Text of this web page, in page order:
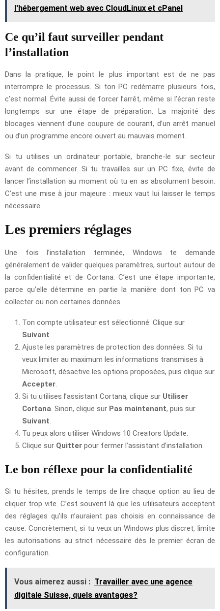
l'hébergement web avec CloudLinux et cPanel
Ce qu’il faut surveiller pendant
l’installation
Dans la pratique, le point le plus important est de ne pas
interrompre le processus. Si ton PC redémarre plusieurs fois,
c’est normal. Évite aussi de forcer l’arrêt, même si l’écran reste
longtemps sur une étape de préparation. La majorité des
blocages viennent d’une coupure de courant, d’un arrêt manuel
ou d’un programme encore ouvert au mauvais moment.
Si tu utilises un ordinateur portable, branche-le sur secteur
avant de commencer. Si tu travailles sur un PC fixe, évite de
lancer l’installation au moment où tu en as absolument besoin.
C’est une mise à jour majeure : mieux vaut lui laisser le temps
nécessaire.
Les premiers réglages
Une fois l’installation terminée, Windows te demande
généralement de valider quelques paramètres, surtout autour de
la confidentialité et de Cortana. C’est une étape importante,
parce qu’elle détermine en partie la manière dont ton PC va
collecter ou non certaines données.
Ton compte utilisateur est sélectionné. Clique sur
Suivant
Ajuste les paramètres de protection des données. Si tu
veux limiter au maximum les informations transmises à
Microsoft, désactive les options proposées, puis clique sur
Accepter
Si tu utilises l’assistant Cortana, clique sur Utiliser
Cortana . Sinon, clique sur Pas maintenant, puis sur
Suivant
Tu peux alors utiliser Windows 10 Creators Update.
Clique sur Quitter pour fermer l’assistant d’installation.
Le bon réflexe pour la confidentialité
Si tu hésites, prends le temps de lire chaque option au lieu de
cliquer trop vite. C’est souvent là que les utilisateurs acceptent
des réglages qu’ils n’auraient pas choisis en connaissance de
cause. Concrètement, si tu veux un Windows plus discret, limite
les autorisations au strict nécessaire dès le premier écran de
configuration.
Vous aimerez aussi : Travailler avec une agence
digitale Suisse, quels avantages?